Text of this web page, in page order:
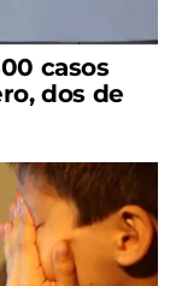
casos
dos de